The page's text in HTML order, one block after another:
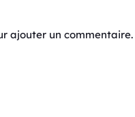
ajouter un commentaire.